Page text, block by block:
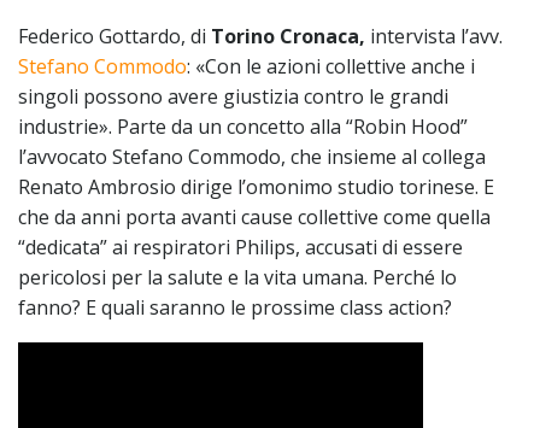
Federico Gottardo, di Torino Cronaca, intervista l’avv.
Stefano Commodo: «Con le azioni collettive anche i
singoli possono avere giustizia contro le grandi
industrie». Parte da un concetto alla “Robin Hood”
l’avvocato Stefano Commodo, che insieme al collega
Renato Ambrosio dirige l’omonimo studio torinese. E
che da anni porta avanti cause collettive come quella
“dedicata” ai respiratori Philips, accusati di essere
pericolosi per la salute e la vita umana. Perché lo
fanno? E quali saranno le prossime class action?